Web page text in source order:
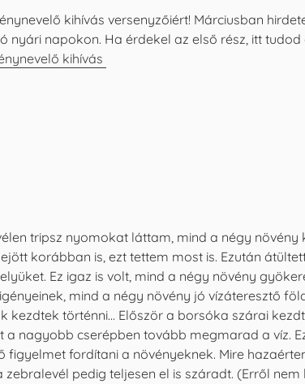
kihívás versenyzőiért! Márciusban
napokon. Ha érdekel az első rész, itt tudod
kihívás
tripsz nyomokat láttam, mind a négy
korábban is, ezt tettem most is. Ezután
Ez igaz is volt, mind a négy növény
mind a négy növény jó vízáteresztő
kezdtek történni... Először a borsóka szárai
nagyobb cserépben tovább megmarad a víz.
fordítani a növényeknek. Mire
pedig teljesen el is száradt. (Erről